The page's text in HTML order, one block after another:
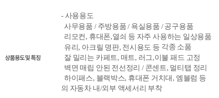
상품용도 및 특징
- 사용용도
사무용품 / 주방용품 / 욕실용품 / 공구용품
리모컨, 휴대폰,열쇠 등 자주 사용하는 일상용품
유리, 아크릴 명판, 전시용도 등 각종 소품
잘 밀리는 카페트, 매트, 러그,이불 패드 고정
벽면 매립 안된 전선정리 / 콘센트, 멀티탭 정리
하이패스, 블랙박스, 휴대폰 거치대, 엠블럼 등
의 자동차 내/외부 액세서리 부착